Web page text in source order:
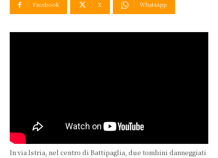
Facebook X WhatsApp
In via Istria, nel centro di Battipaglia, due tombini danneggiati